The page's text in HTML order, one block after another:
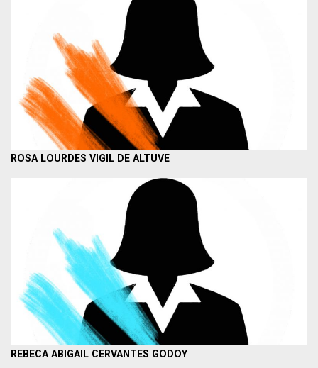
ROSA LOURDES VIGIL DE ALTUVE
REBECA ABIGAIL CERVANTES GODOY